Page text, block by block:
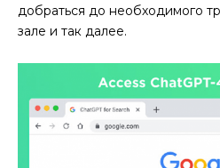
добраться до необходимого
зале и так далее.